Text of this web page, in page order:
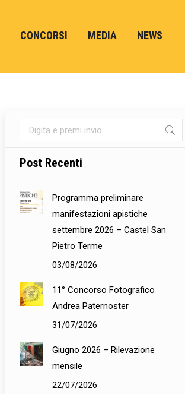
CONCORSI MEDIA NEWS
Cerca:
Post Recenti
Programma preliminare
manifestazioni apistiche
settembre 2026 – Castel San
Pietro Terme
03/08/2026
11° Concorso Fotografico
Andrea Paternoster
31/07/2026
Giugno 2026 – Rilevazione
mensile
22/07/2026